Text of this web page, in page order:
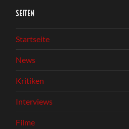
SEITEN
Startseite
News
Kritiken
Interviews
Filme